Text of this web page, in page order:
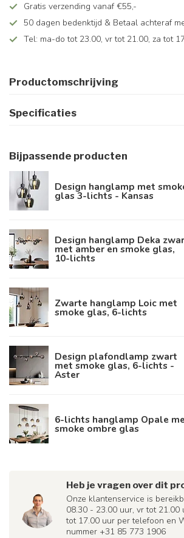
Gratis verzending vanaf €55,-
50 dagen bedenktijd & Betaal achteraf
Tel: ma-do tot 23.00, vr tot 21.00, za tot
Productomschrijving
Specificaties
Bijpassende producten
Design hanglamp met
glas 3-lichts - Kansas
Design hanglamp Deka
met amber en smoke glas,
10-lichts
Zwarte hanglamp Loic met
smoke glas, 6-lichts
Design plafondlamp zwart
met smoke glas, 6-lichts -
Aster
6-lichts hanglamp Opale
smoke ombre glas
Heb je vragen over dit
Onze klantenservice is
08.30 - 23.00 uur, vr tot 21.00
tot 17.00 uur per telefoon en
nummer +31 85 773 1906